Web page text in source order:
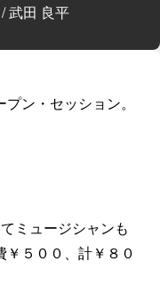
武田 良平
ン・セッション。
ミュージシャンも
５００、計￥８０